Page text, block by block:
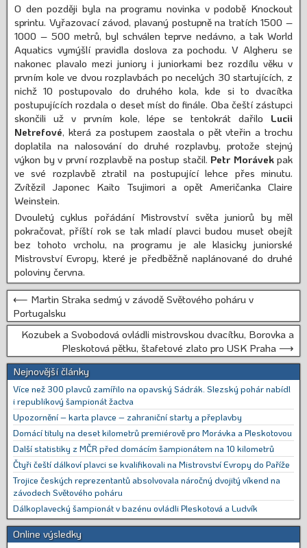
O den později byla na programu novinka v podobě Knockout
sprintu. Vyřazovací závod, plavaný postupně na tratích 1500 –
1000 – 500 metrů, byl schválen teprve nedávno, a tak World
Aquatics vymýšlí pravidla doslova za pochodu. V Algheru se
nakonec plavalo mezi juniory i juniorkami bez rozdílu věku v
prvním kole ve dvou rozplavbách po necelých 30 startujících, z
nichž 10 postupovalo do druhého kola, kde si to dvacítka
postupujících rozdala o deset míst do finále. Oba čeští zástupci
skončili už v prvním kole, lépe se tentokrát dařilo Lucii
Netrefové, která za postupem zaostala o pět vteřin a trochu
doplatila na nalosování do druhé rozplavby, protože stejný
výkon by v první rozplavbě na postup stačil. Petr Morávekpak
ve své rozplavbě ztratil na postupující lehce přes minutu.
Zvítězil Japonec Kaito Tsujimori a opět Američanka Claire
Weinstein.
Dvouletý cyklus pořádání Mistrovství světa juniorů by měl
pokračovat, příští rok se tak mladí plavci budou muset obejít
bez tohoto vrcholu, na programu je ale klasicky juniorské
Mistrovství Evropy, které je předběžně naplánované do druhé
poloviny června.
⟵ Martin Straka sedmý v závodě Světového poháru v
Portugalsku
Kozubek a Svobodová ovládli mistrovskou dvacítku, Borovka a
Pleskotová pětku, štafetové zlato pro USK Praha ⟶
Nejnovější články
Více než 300 plavců zamířilo na opavský Sádrák. Slezský pohár nabídl
i republikový šampionát žactva
Upozornění – karta plavce – zahraniční starty a přeplavby
Domácí tituly na deset kilometrů premiérově pro Morávka a Pleskotovou
Další statistiky z MČR před domácím šampionátem na 10 kilometrů
Čtyři čeští dálkoví plavci se kvalifikovali na Mistrovství Evropy do Paříže
Trojice českých reprezentantů absolvovala náročný dvojitý víkend na
závodech Světového poháru
Dálkoplavecký šampionát v bazénu ovládli Pleskotová a Ludvík
Online výsledky